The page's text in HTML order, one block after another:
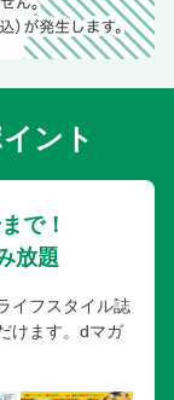
ント
で！
放題
イフスタイル誌
けます。dマガ